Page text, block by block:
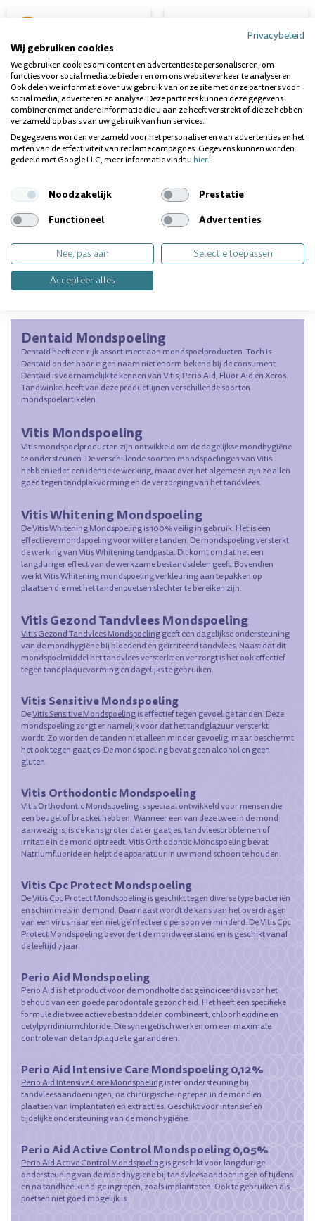
Halita Gorgelmiddel (0,05
Direct leverbaar
€10,99
Perio Aid Intensive Care
Direct leverbaar
€6,99
Dentaid Mondspoeling
Dentaid heeft een rijk assortiment aan mondspoelproducten. Toch is
Dentaid onder haar eigen naam niet enorm bekend bij de consument.
Dentaid is voornamelijk te kennen van Vitis, Perio Aid, Fluor Aid en Xeros.
Tandwinkel heeft van deze productlijnen verschillende soorten
mondspoelartikelen.
Vitis Mondspoeling
Vitis mondspoelproducten zijn ontwikkeld om de dagelijkse mondhygiëne
te ondersteunen. De verschillende soorten mondspoelingen van Vitis
hebben ieder een identieke werking, maar over het algemeen zijn ze allen
goed tegen tandplakvorming en de verzorging van het tandvlees.
Vitis Whitening Mondspoeling
DeVitis Whitening Mondspoelingis 100% veilig in gebruik. Het is een
effectieve mondspoeling voor wittere tanden. De mondspoeling versterkt
de werking van Vitis Whitening tandpasta. Dit komt omdat het een
langduriger effect van de werkzame bestandsdelen geeft. Bovendien
werkt Vitis Whitening mondspoeling verkleuring aan te pakken op
plaatsen die met het tandenpoetsen slechter te bereiken zijn.
Vitis Gezond Tandvlees Mondspoeling
Vitis Gezond Tandvlees Mondspoelinggeeft een dagelijkse ondersteuning
van de mondhygiëne bij bloedend en geïrriteerd tandvlees. Naast dat dit
mondspoelmiddel het tandvlees versterkt en verzorgt is het ook effectief
tegen tandplaquevorming en dagelijks te gebruiken.
Vitis Sensitive Mondspoeling
DeVitis Sensitive Mondspoelingis effectief tegen gevoelige tanden. Deze
mondspoeling zorgt er namelijk voor dat het tandglazuur versterkt
wordt. Zo worden de tanden niet alleen minder gevoelig, maar beschermt
het ook tegen gaatjes. De mondspoeling bevat geen alcohol en geen
gluten.
Vitis Orthodontic Mondspoeling
Vitis Orthodontic Mondspoelingis speciaal ontwikkeld voor mensen die
een beugel of bracket hebben. Wanneer een van deze twee in de mond
aanwezig is, is de kans groter dat er gaatjes, tandvleesproblemen of
irritatie in de mond optreedt. Vitis Orthodontic Mondspoeling bevat
Natriumfluoride en helpt de apparatuur in uw mond schoon te houden.
Vitis Cpc Protect Mondspoeling
DeVitis Cpc Protect Mondspoelingis geschikt tegen diverse type bacteriën
en schimmels in de mond. Daarnaast wordt de kans van het overdragen
van een virus naar een niet geïnfecteerd persoon verminderd. De Vitis Cpc
Protect Mondspoeling bevordert de mondweerstand en is geschikt vanaf
de leeftijd 7 jaar.
Perio Aid Mondspoeling
Perio Aid is het product voor de mondholte dat geïndiceerd is voor het
behoud van een goede parodontale gezondheid. Het heeft een specifieke
formule die twee actieve bestanddelen combineert, chloorhexidine en
cetylpyridiniumchloride. Die synergetisch werken om een maximale
controle van de tandplaque te garanderen.
Perio Aid Intensive Care Mondspoeling 0,12%
Perio Aid Intensive Care Mondspoelingis ter ondersteuning bij
tandvleesaandoeningen, na chirurgische ingrepen in de mond en
plaatsen van implantaten en extracties. Geschikt voor intensief en
tijdelijke ondersteuning van de mondhygiëne.
Perio Aid Active Control Mondspoeling 0,05%
Perio Aid Active Control Mondspoelingis geschikt voor langdurige
ondersteuning van de mondhygiëne bij tandvleesaandoeningen of tijdens
en na tandheelkundige ingrepen, zoals implantaten. Ook te gebruiken als
poetsen niet goed mogelijk is.
Privacybeleid
Wij gebruiken cookies
We gebruiken cookies om content en advertenties te personaliseren, om
functies voor social media te bieden en om ons websiteverkeer te analyseren.
Ook delen we informatie over uw gebruik van onze site met onze partners voor
social media, adverteren en analyse. Deze partners kunnen deze gegevens
combineren met andere informatie die u aan ze heeft verstrekt of die ze hebben
verzameld op basis van uw gebruik van hun services.
De gegevens worden verzameld voor het personaliseren van advertenties en het
meten van de effectiviteit van reclamecampagnes. Gegevens kunnen worden
gedeeld met Google LLC, meer informatie vindt uhier.
Noodzakelijk
Prestatie
Functioneel
Advertenties
Nee, pas aan
Selectie toepassen
Accepteer alles